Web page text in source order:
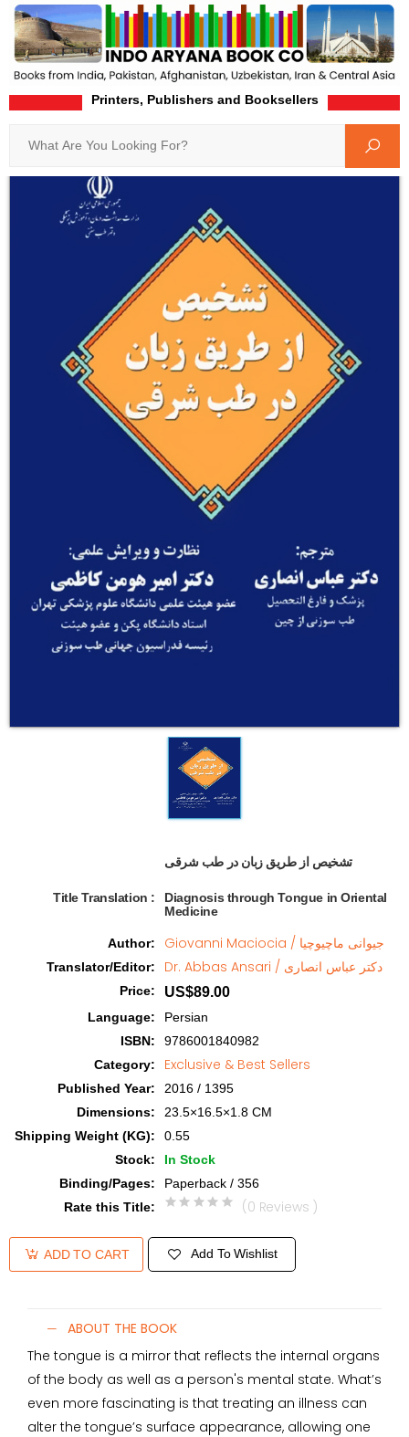
Printers, Publishers and Booksellers
تشخیص از طریق زبان در طب شرقی
Title Translation :
Diagnosis through Tongue in Oriental
Medicine
Author: Giovanni Maciocia / جیوانی ماچیوچیا
Translator/Editor: Dr. Abbas Ansari / دکتر عباس انصاری
Price: US$89.00
Language:
Persian
ISBN:
9786001840982
Category: Exclusive & Best Sellers
Published Year:
2016 / 1395
Dimensions:
23.5×16.5×1.8 CM
Shipping Weight (KG):
0.55
Stock:
In Stock
Binding/Pages:
Paperback / 356
Rate this Title: (0 Reviews )
ADD TO CART Add To Wishlist
ABOUT THE BOOK
The tongue is a mirror that reflects the internal organs
of the body as well as a person's mental state. What’s
even more fascinating is that treating an illness can
alter the tongue’s surface appearance, allowing one